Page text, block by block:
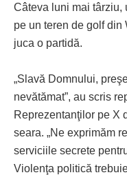
Câteva luni mai târziu,
pe un teren de golf din
juca o partidă.
„Slavă Domnului,
nevătămat”, au scris
Reprezentanţilor pe X
seara. „Ne exprimăm
serviciile secrete
Violenţa politică